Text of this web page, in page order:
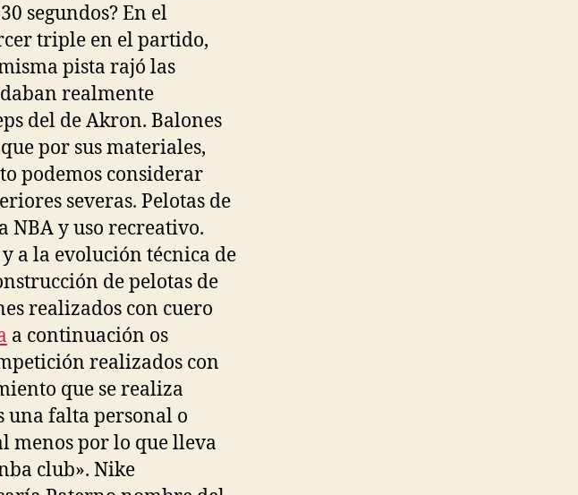
segundos? En el
triple en el partido,
pista rajó las
realmente
del de Akron. Balones
por sus materiales,
podemos considerar
severas. Pelotas de
NBA y uso recreativo.
a la evolución técnica de
de pelotas de
realizados con cuero
a continuación os
realizados con
que se realiza
una falta personal o
menos por lo que lleva
club». Nike